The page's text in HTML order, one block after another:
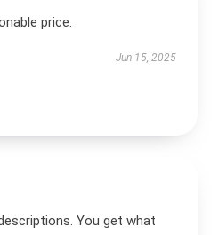
price.
Jun 15, 2025
You get what